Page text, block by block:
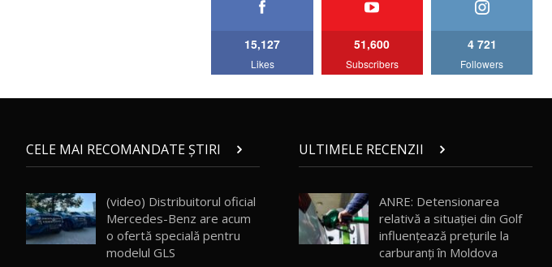
AutoBlog.MD
15:08
15:22
Mercedes-AMG E 53 HYBRID 4MATIC+ /
Test Drive AutoBlog.MD
15,127
Likes
51,600
Subscribers
4 721
Followers
CELE MAI RECOMANDATE ȘTIRI
(video) Distribuitorul oficial
Mercedes-Benz are acum
o ofertă specială pentru
modelul GLS
ULTIMELE RECENZII
ANRE: Detensionarea
relativă a situației din Golf
influențează prețurile la
carburanți în Moldova